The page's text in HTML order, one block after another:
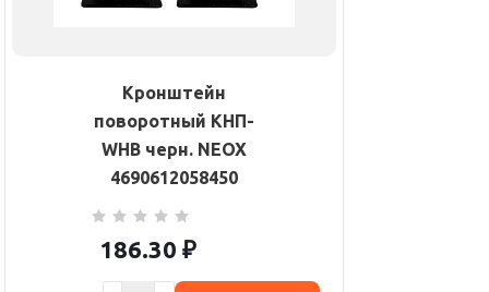
Кронштейн
поворотный КНП-
WHB черн. NEOX
4690612058450
186.30 ₽